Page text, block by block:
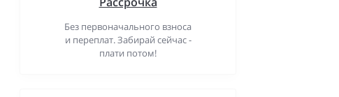
Без первоначального взноса
и переплат. Забирай сейчас -
плати потом!